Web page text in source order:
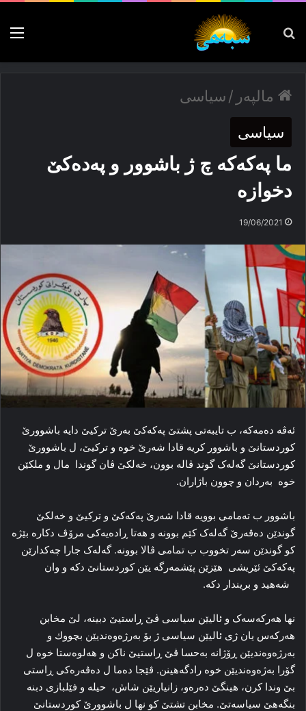
پەیدا بکە
مالپەر /سیاسی
سیاسی
ما پەكەكە چ ژ باشوور و پەدەكێ
دخوازە
19/06/2021
ئه‌ڤه‌ ده‌مه‌که‌، ب تایبه‌تی پشتێ پەکەکێ به‌رێ ترکیێ‌ دایە باشوورێ
کوردستانێ و باشوور کریە قادا شه‌رێ خوه‌ و ترکیێ‌، ل باشوورێ
کوردستانێ گه‌له‌ک گوند ڤاله‌ بوون، خه‌لکێ ڤان گوندا مال و ملکێن
خوه‌ به‌ردان و چوون باژاران.
باشوور ب ته‌مامی بوویه‌ قادا شه‌رێ پەكەكێ و تركیێ و خەلكێ
گوندێن ده‌ڤه‌رێ گه‌له‌ک کێم بوونه‌ و هه‌تا ڕاده‌یه‌کی مرۆڤ دکاره‌ بێژه‌
كو گوندێن سەر تخووب ب تمامی ڤالا بوونە. گه‌له‌ک جارا چه‌کدارێن
پەکەکێ ئێریشی هێزێن پێشمه‌رگه‌ یێن كوردستانێ دكە و وان
شه‌هید و بریندار دکە.
نها هه‌رکه‌سه‌ک و ئالیێن سیاسی ڤێ ڕاستیێ دبینه‌، لێ مخابن
هه‌رکه‌س یان ژی ئالیێن سیاسی ژ بۆ بەرژەوەندیێن بچووك و
به‌رژه‌وه‌ندیێن ڕۆژانه‌ به‌حسا ڤێ ڕاستیێ ناکن و هه‌لوه‌ستا خوه‌ ل
گۆرا به‌ژه‌وه‌ندیێن خوه‌ رادگەھینن. ڤێجا ده‌ما ل ده‌ڤه‌ره‌کی ڕاستی
بێ وندا کرن، ھینگێ ده‌ره‌و، زانیاریێن شاش، حیله‌ و فێلبازی دبنه‌
بنگه‌هێ سیاسه‌تێ. مخابن تشتێ كو نها ل باشوورێ کوردستانێ